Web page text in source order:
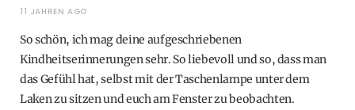
11 JAHREN AGO
So schön, ich mag deine aufgeschriebenen
Kindheitserinnerungen sehr. So liebevoll und so, dass man
das Gefühl hat, selbst mit der Taschenlampe unter dem
Laken zu sitzen und euch am Fenster zu beobachten.